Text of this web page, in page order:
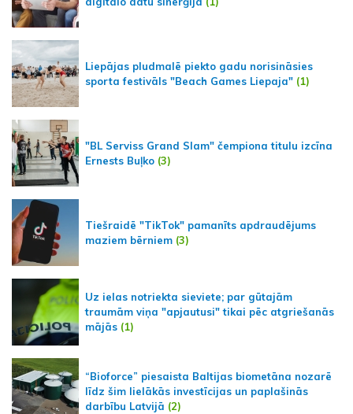
Liepājas pludmalē piekto gadu norisināsies
sporta festivāls "Beach Games Liepaja" (1)
"BL Serviss Grand Slam" čempiona titulu izcīna
Ernests Buļko (3)
Tiešraidē "TikTok" pamanīts apdraudējums
maziem bērniem (3)
Uz ielas notriekta sieviete; par gūtajām
traumām viņa "apjautusi" tikai pēc atgriešanās
mājās (1)
“Bioforce” piesaista Baltijas biometāna nozarē
līdz šim lielākās investīcijas un paplašinās
darbību Latvijā (2)